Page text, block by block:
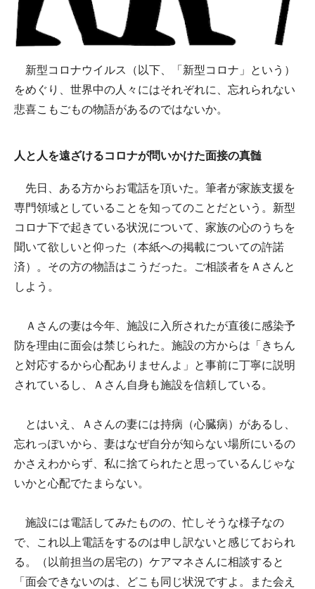
新型コロナウイルス（以下、「新型コロナ」という）
をめぐり、世界中の人々にはそれぞれに、忘れられない
悲喜こもごもの物語があるのではないか。
人と人を遠ざけるコロナが問いかけた面接の真髄
先日、ある方からお電話を頂いた。筆者が家族支援を
専門領域としていることを知ってのことだという。新型
コロナ下で起きている状況について、家族の心のうちを
聞いて欲しいと仰った（本紙への掲載についての許諾
済）。その方の物語はこうだった。ご相談者をＡさんと
しよう。
Ａさんの妻は今年、施設に入所されたが直後に感染予
防を理由に面会は禁じられた。施設の方からは「きちん
と対応するから心配ありませんよ」と事前に丁寧に説明
されているし、Ａさん自身も施設を信頼している。
とはいえ、Ａさんの妻には持病（心臓病）があるし、
忘れっぽいから、妻はなぜ自分が知らない場所にいるの
かさえわからず、私に捨てられたと思っているんじゃな
いかと心配でたまらない。
施設には電話してみたものの、忙しそうな様子なの
で、これ以上電話をするのは申し訳ないと感じておられ
る。（以前担当の居宅の）ケアマネさんに相談すると
「面会できないのは、どこも同じ状況ですよ。また会え